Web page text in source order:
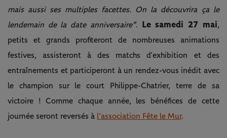
mais aussi ses multiples facettes. On la découvrira ça le
lendemain de la date anniversaire". Le samedi 27 mai,
petits et grands profiteront de nombreuses animations
festives, assisteront à des matchs d’exhibition et des
entraînements et participeront à un rendez-vous inédit avec
le champion sur le court Philippe-Chatrier, terre de sa
victoire ! Comme chaque année, les bénéfices de cette
journée seront reversés à l’association Fête le Mur.